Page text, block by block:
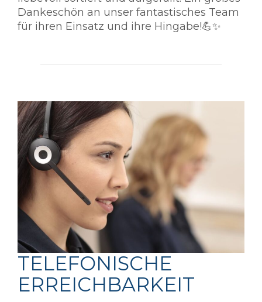
Dankeschön an unser fantastisches Team
für ihren Einsatz und ihre Hingabe!💪✨
TELEFONISCHE
ERREICHBARKEIT